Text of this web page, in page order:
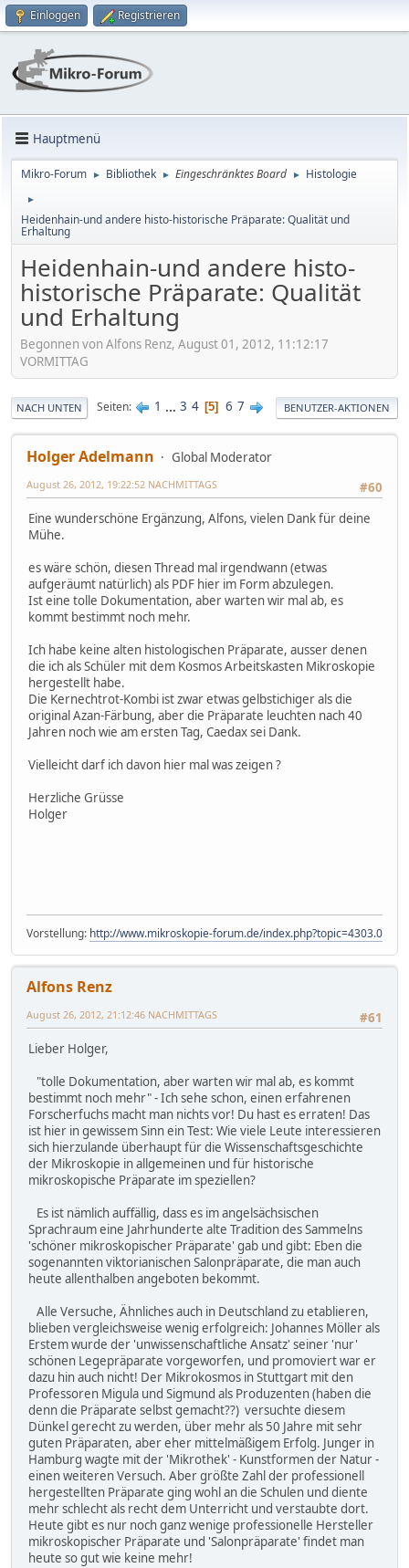
Einloggen Registrieren
Hauptmenü
Mikro-Forum ► Bibliothek ► Eingeschränktes Board ► Histologie
►
Heidenhain-und andere histo-historische Präparate: Qualität und
Erhaltung
Heidenhain-und andere histo-
historische Präparate: Qualität
und Erhaltung
Begonnen von Alfons Renz, August 01, 2012, 11:12:17
VORMITTAG
NACH UNTEN Seiten 1 ... 3 4 5 6 7 BENUTZER-AKTIONEN
Holger Adelmann
Global Moderator
#60
August 26, 2012, 19:22:52 NACHMITTAGS
Eine wunderschöne Ergänzung, Alfons, vielen Dank für deine
Mühe.
es wäre schön, diesen Thread mal irgendwann (etwas
aufgeräumt natürlich) als PDF hier im Form abzulegen.
Ist eine tolle Dokumentation, aber warten wir mal ab, es
kommt bestimmt noch mehr.
Ich habe keine alten histologischen Präparate, ausser denen
die ich als Schüler mit dem Kosmos Arbeitskasten Mikroskopie
hergestellt habe.
Die Kernechtrot-Kombi ist zwar etwas gelbstichiger als die
original Azan-Färbung, aber die Präparate leuchten nach 40
Jahren noch wie am ersten Tag, Caedax sei Dank.
Vielleicht darf ich davon hier mal was zeigen ?
Herzliche Grüsse
Holger
Vorstellung: http://www.mikroskopie-forum.de/index.php?topic=4303.0
Alfons Renz
#61
August 26, 2012, 21:12:46 NACHMITTAGS
Lieber Holger,
"tolle Dokumentation, aber warten wir mal ab, es kommt
bestimmt noch mehr" - Ich sehe schon, einen erfahrenen
Forscherfuchs macht man nichts vor! Du hast es erraten! Das
ist hier in gewissem Sinn ein Test: Wie viele Leute interessieren
sich hierzulande überhaupt für die Wissenschaftsgeschichte
der Mikroskopie in allgemeinen und für historische
mikroskopische Präparate im speziellen?
Es ist nämlich auffällig, dass es im angelsächsischen
Sprachraum eine Jahrhunderte alte Tradition des Sammelns
'schöner mikroskopischer Präparate' gab und gibt: Eben die
sogenannten viktorianischen Salonpräparate, die man auch
heute allenthalben angeboten bekommt.
Alle Versuche, Ähnliches auch in Deutschland zu etablieren,
blieben vergleichsweise wenig erfolgreich: Johannes Möller als
Erstem wurde der 'unwissenschaftliche Ansatz' seiner 'nur'
schönen Legepräparate vorgeworfen, und promoviert war er
dazu hin auch nicht! Der Mikrokosmos in Stuttgart mit den
Professoren Migula und Sigmund als Produzenten (haben die
denn die Präparate selbst gemacht??) versuchte diesem
Dünkel gerecht zu werden, über mehr als 50 Jahre mit sehr
guten Präparaten, aber eher mittelmäßigem Erfolg. Junger in
Hamburg wagte mit der 'Mikrothek' - Kunstformen der Natur -
einen weiteren Versuch. Aber größte Zahl der professionell
hergestellten Präparate ging wohl an die Schulen und diente
mehr schlecht als recht dem Unterricht und verstaubte dort.
Heute gibt es nur noch ganz wenige professionelle Hersteller
mikroskopischer Präparate und 'Salonpräparate' findet man
heute so gut wie keine mehr!